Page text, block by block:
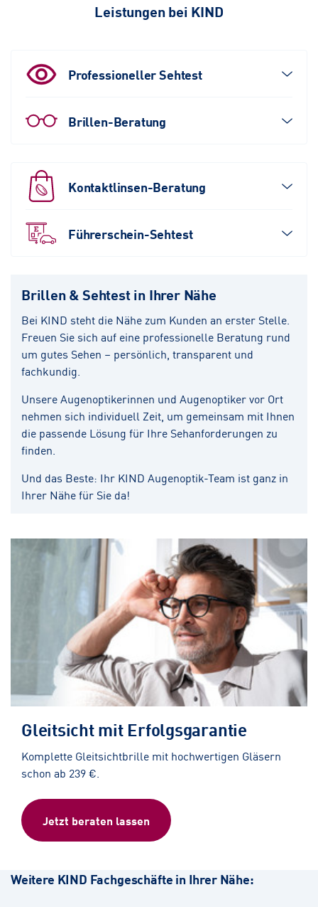
Leistungen bei KIND
Professioneller Sehtest
Brillen-Beratung
Kontaktlinsen-Beratung
Führerschein-Sehtest
Brillen & Sehtest in Ihrer Nähe
Bei KIND steht die Nähe zum Kunden an erster Stelle.
Freuen Sie sich auf eine professionelle Beratung rund
um gutes Sehen – persönlich, transparent und
fachkundig.
Unsere Augenoptikerinnen und Augenoptiker vor Ort
nehmen sich individuell Zeit, um gemeinsam mit Ihnen
die passende Lösung für Ihre Sehanforderungen zu
finden.
Und das Beste: Ihr KIND Augenoptik-Team ist ganz in
Ihrer Nähe für Sie da!
Gleitsicht mit Erfolgsgarantie
Komplette Gleitsichtbrille mit hochwertigen Gläsern
schon ab 239 €.
Jetzt beraten lassen
Weitere KIND Fachgeschäfte in Ihrer Nähe: